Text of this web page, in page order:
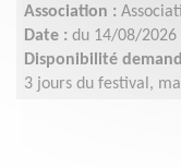
Association :
Date : du 14/08/
Disponibilité
3 jours du festival,